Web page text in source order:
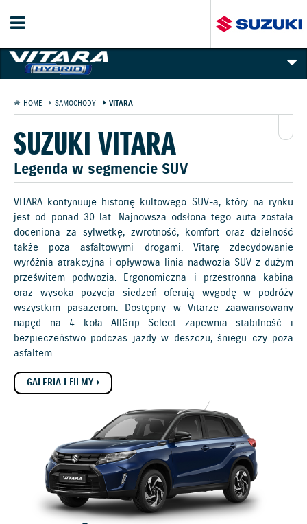
TECHNOLOGIE
CENNIK
WYPOSAŻENIE
KOLORY NADWOZIA
HOME SAMOCHODY VITARA
SUZUKI VITARA
Legenda w segmencie SUV
VITARA kontynuuje historię kultowego SUV-a, który na rynku
jest od ponad 30 lat. Najnowsza odsłona tego auta została
doceniona za sylwetkę, zwrotność, komfort oraz dzielność
także poza asfaltowymi drogami. Vitarę zdecydowanie
wyróżnia atrakcyjna i opływowa linia nadwozia SUV z dużym
prześwitem podwozia. Ergonomiczna i przestronna kabina
oraz wysoka pozycja siedzeń oferują wygodę w podróży
wszystkim pasażerom. Dostępny w Vitarze zaawansowany
napęd na 4 koła AllGrip Select zapewnia stabilność i
bezpieczeństwo podczas jazdy w deszczu, śniegu czy poza
asfaltem.
GALERIA I FILMY